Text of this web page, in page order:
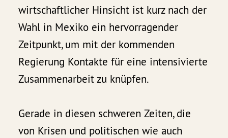
wirtschaftlicher Hinsicht ist kurz nach der
Wahl in Mexiko ein hervorragender
Zeitpunkt, um mit der kommenden
Regierung Kontakte für eine intensivierte
Zusammenarbeit zu knüpfen.
Gerade in diesen schweren Zeiten, die
von Krisen und politischen wie auch